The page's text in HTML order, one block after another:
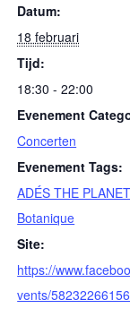
Datum:
18 februari
Tijd:
18:30 - 22:00
Evenement
Concerten
Evenement Tags:
ADÉS THE PLANET
Botanique
Site:
https://
vents/